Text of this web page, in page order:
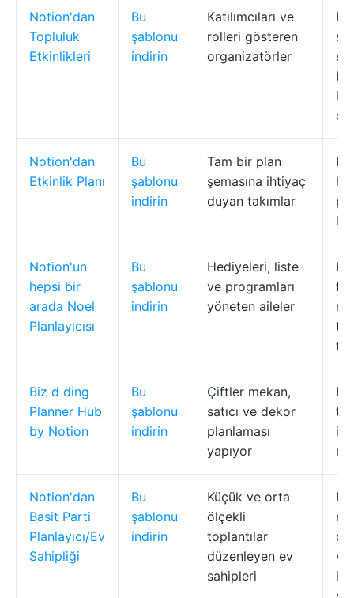
Notion'dan
Topluluk
Etkinlikleri
Bu
şablonu
indirin
Katılımcıları ve
rolleri gösteren
organizatörler
Notion'dan
Etkinlik Planı
Bu
şablonu
indirin
Tam bir plan
şemasına ihtiyaç
duyan takımlar
Notion'un
hepsi bir
arada Noel
Planlayıcısı
Bu
şablonu
indirin
Hediyeleri, liste
ve programları
yöneten aileler
Biz d ding
Planner Hub
by Notion
Bu
şablonu
indirin
Çiftler mekan,
satıcı ve dekor
planlaması
yapıyor
Notion'dan
Basit Parti
Planlayıcı/Ev
Sahipliği
Bu
şablonu
indirin
Küçük ve orta
ölçekli
toplantılar
düzenleyen ev
sahipleri
ve